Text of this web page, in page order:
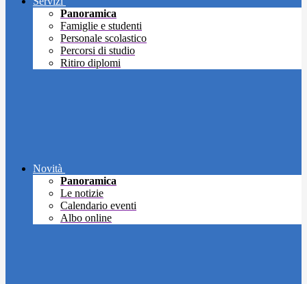
Panoramica
Famiglie e studenti
Personale scolastico
Percorsi di studio
Ritiro diplomi
Novità
Panoramica
Le notizie
Calendario eventi
Albo online